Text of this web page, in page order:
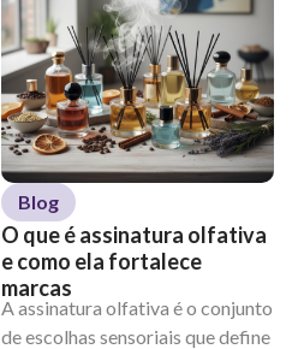
Blog
O que é assinatura olfativa
e como ela fortalece
marcas
A assinatura olfativa é o conjunto
de escolhas sensoriais que define